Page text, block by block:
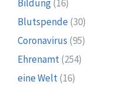
Bildung(16)
Blutspende (30)
Coronavirus (95)
Ehrenamt(254)
eine Welt(16)